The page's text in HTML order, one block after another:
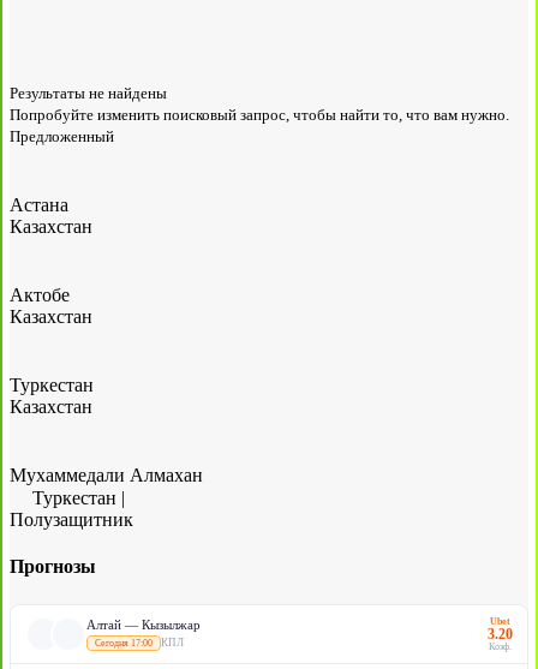
Результаты не найдены
Попробуйте изменить поисковый запрос, чтобы найти то, что вам нужно.
Предложенный
Астана
Казахстан
Актобе
Казахстан
Туркестан
Казахстан
Мухаммедали Алмахан
Туркестан |
Полузащитник
Прогнозы
Алтай — Кызылжар
Сегодня 17:00 КПЛ
Ubet
3.20
Коэф.